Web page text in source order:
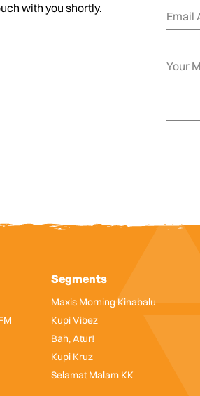
with you shortly.
Segments
Maxis Morning Kinabalu
Kupi Vibez
Bah, Atur!
Kupi Kruz
Selamat Malam KK